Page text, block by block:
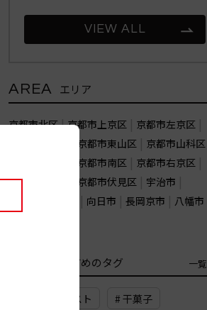
VIEW ALL
AREA エリア
京都市北区 京都市上京区
京都市左京区
京都市東山区
京都市山科区
京都市南区
京都市右京区
京都市西京区
京都市伏見区
宇治市
向日市 長岡京市
八幡市
おすすめのタグ 一覧
# チーズトースト # 干菓子